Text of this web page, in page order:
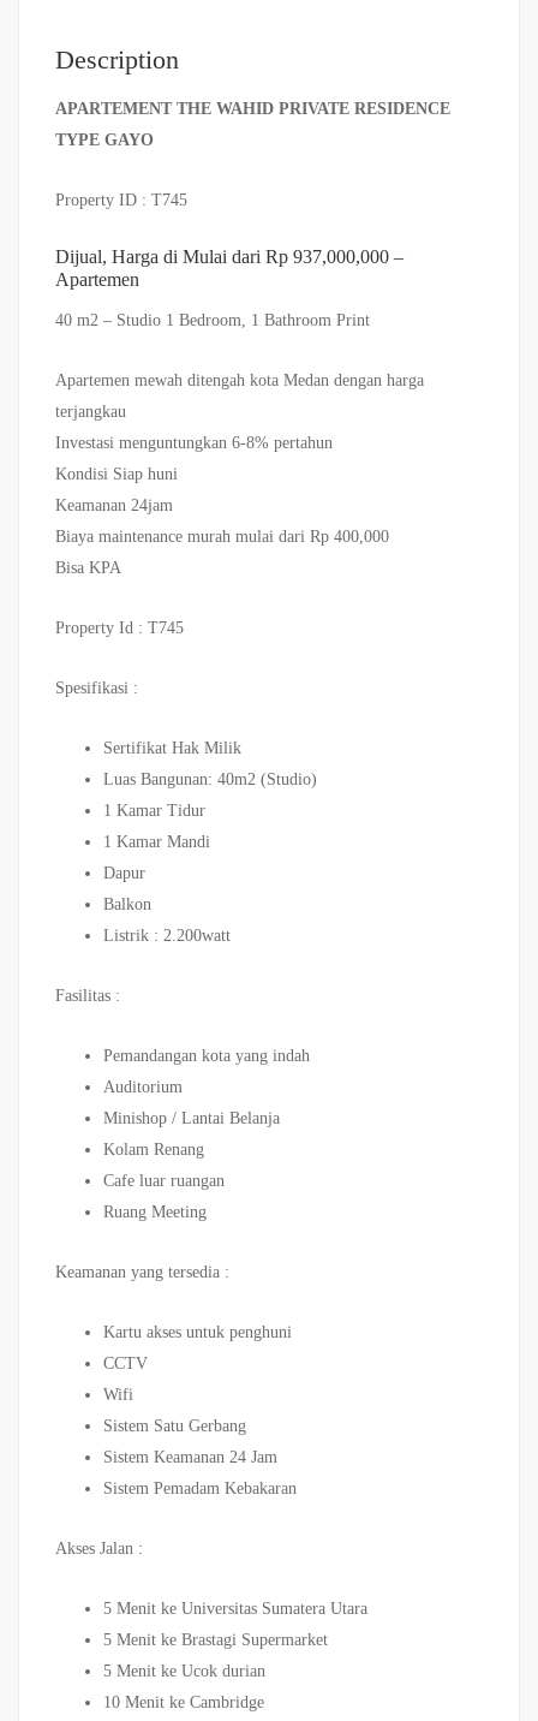
Description
APARTEMENT THE WAHID PRIVATE RESIDENCE
TYPE GAYO
Property ID : T745
Dijual, Harga di Mulai dari Rp 937,000,000 –
Apartemen
40 m2 – Studio 1 Bedroom, 1 Bathroom Print
Apartemen mewah ditengah kota Medan dengan harga
terjangkau
Investasi menguntungkan 6-8% pertahun
Kondisi Siap huni
Keamanan 24jam
Biaya maintenance murah mulai dari Rp 400,000
Bisa KPA
Property Id : T745
Spesifikasi :
Sertifikat Hak Milik
Luas Bangunan: 40m2 (Studio)
1 Kamar Tidur
1 Kamar Mandi
Dapur
Balkon
Listrik : 2.200watt
Fasilitas :
Pemandangan kota yang indah
Auditorium
Minishop / Lantai Belanja
Kolam Renang
Cafe luar ruangan
Ruang Meeting
Keamanan yang tersedia :
Kartu akses untuk penghuni
CCTV
Wifi
Sistem Satu Gerbang
Sistem Keamanan 24 Jam
Sistem Pemadam Kebakaran
Akses Jalan :
5 Menit ke Universitas Sumatera Utara
5 Menit ke Brastagi Supermarket
5 Menit ke Ucok durian
10 Menit ke Cambridge